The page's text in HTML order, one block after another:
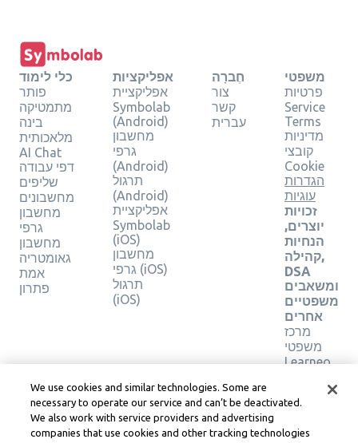
כלי לימוד
פותר
מתמטיקה
בינה
מלאכותית
AI Chat
דפי עבודה
שליפים
מחשבונים
מחשבון
גרפי
מחשבון
גאומטריה
אמת
פתרון
אפליקציות
אפליקציית
Symbolab
(Android)
מחשבון
גרפי
(Android)
תרגול
(Android)
אפליקציית
Symbolab
(iOS)
מחשבון
גרפי (iOS)
תרגול
(iOS)
חֶברָה
צור
קשר
עברית
משפטי
פרטיות
Service
Terms
מדיניות
קובצי
Cookie
הגדרות
עוגיות
זכויות
יוצרים,
הנחיות
קהילה,
DSA
ומשאבים
משפטיים
אחרים
מרכז
משפטי
Learneo
של
We use cookies and similar technologies. Some are
necessary to operate our service and can’t be deactivated.
We also work with service providers and advertising
companies that use cookies and other tracking technologies